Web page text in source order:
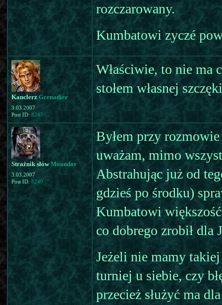
rozczarowany.
Kumbatowi zyczé
KanclerzGrenadier
3.03.2007
Post ID: 8247
Właściwie, to nie ma
stołem własnej
Strażnik słówMoandor
3.03.2007
Post ID: 8249
Byłem przy
uważam, mimo
Abstrahując już od
gdzieś po środku)
Kumbatowi
co dobrego zrobił dla
Jeżeli nie mamy
turniej u siebie, czy
przecież służyć ma